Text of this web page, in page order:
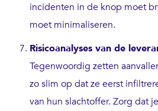
incidenten in de knop moet
moet minimaliseren.
Risicoanalyses van de
Tegenwoordig zetten
zo slim op dat ze eerst
van hun slachtoffer. Zorg dat